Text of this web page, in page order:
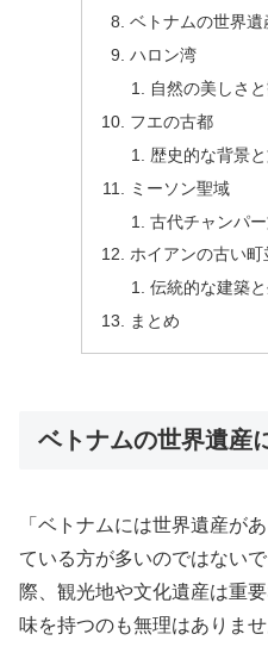
ベトナムの世界遺
ハロン湾
自然の美しさ
フエの古都
歴史的な背景
ミーソン聖域
古代チャンパ
ホイアンの古い町
伝統的な建築
まとめ
ベトナムの世界遺産
「ベトナムには世界遺産が
ている方が多いのではない
際、観光地や文化遺産は重
味を持つのも無理はありませ